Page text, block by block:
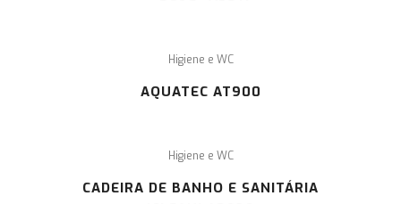
Higiene e WC
AQUATEC AT900
Higiene e WC
CADEIRA DE BANHO E SANITÁRIA